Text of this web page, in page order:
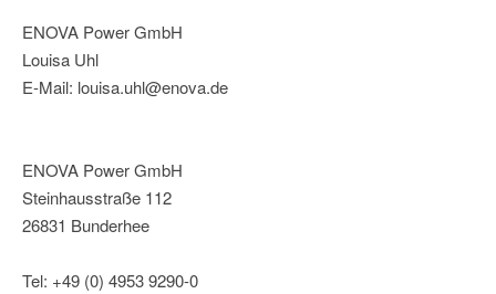
ENOVA Power GmbH
Louisa Uhl
E-Mail: louisa.uhl@enova.de
ENOVA Power GmbH
Steinhausstraße 112
26831 Bunderhee
Tel: +49 (0) 4953 9290-0